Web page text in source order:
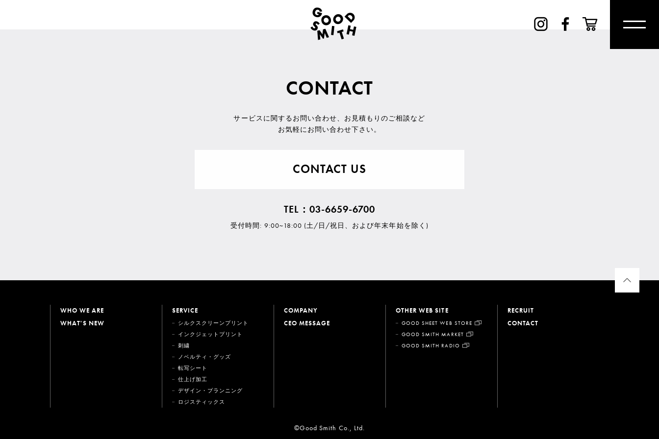
CONTACT
サービスに関するお問い合わせ、 お見積もりのご相談など
お気軽にお問い合わせ下さい。
CONTACT US
TEL：03-6659-6700
受付時間: 9:00~18:00 (土/日/祝日、および年末年始を除く)
WHO WE ARE
WHAT'S NEW
SERVICE
シルクスクリーンプリント
インクジェットプリント
刺繍
ノベルティ・グッズ
転写シート
仕上げ加工
デザイン・プランニング
ロジスティックス
COMPANY
CEO MESSAGE
OTHER WEB SITE
GOOD SHEET WEB STORE
GOOD SMITH MARKET
GOOD SMITH RADIO
RECRUIT
CONTACT
©Good Smith Co., Ltd.